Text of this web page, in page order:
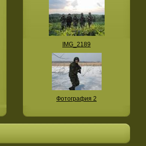
IMG_2189
Фотография 2